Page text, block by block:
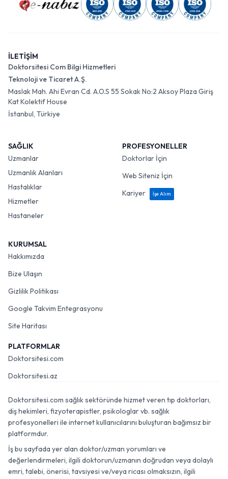
İLETİŞİM
Doktorsitesi Com Bilgi Hizmetleri
Teknoloji ve Ticaret A.Ş.
Maslak Mah. Ahi Evran Cd. A.O.S 55 Sokak No:2 Aksoy Plaza Giriş
Kat Kolektif House
İstanbul, Türkiye
SAĞLIK
Uzmanlar
Uzmanlık Alanları
Hastalıklar
Hizmetler
Hastaneler
PROFESYONELLER
Doktorlar İçin
Web Siteniz İçin
Kariyer
İşe Alım
KURUMSAL
Hakkımızda
Bize Ulaşın
Gizlilik Politikası
Google Takvim Entegrasyonu
Site Haritası
PLATFORMLAR
Doktorsitesi.com
Doktorsitesi.az
Doktorsitesi.com sağlık sektöründe hizmet veren tıp doktorları,
diş hekimleri, fizyoterapistler, psikologlar vb. sağlık
profesyonelleri ile internet kullanıcılarını buluşturan bağımsız bir
platformdur.
İş bu sayfada yer alan doktor/uzman yorumları ve
değerlendirmeleri, ilgili doktorun/uzmanın doğrudan veya dolaylı
emri, talebi, önerisi, tavsiyesi ve/veya ricası olmaksızın, ilgili